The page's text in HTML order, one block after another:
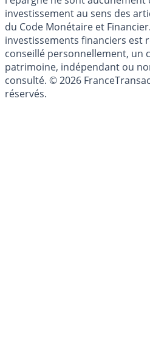
Les articles et commentaires
l'épargne ne sont aucunement
investissement au sens des
du Code Monétaire et
investissements financiers est
conseillé personnellement, un
patrimoine, indépendant ou